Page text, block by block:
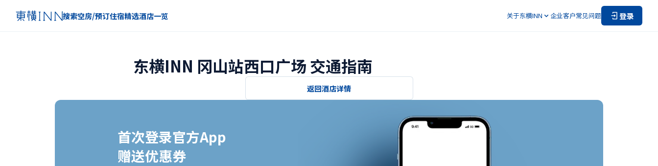
搜索空房/预订住宿精选酒店一览 关于东横INN 企业客户常见问题 登录
东横INN 冈山站西口广场 交通指南
返回酒店详情
首次登录官方App
赠送优惠券